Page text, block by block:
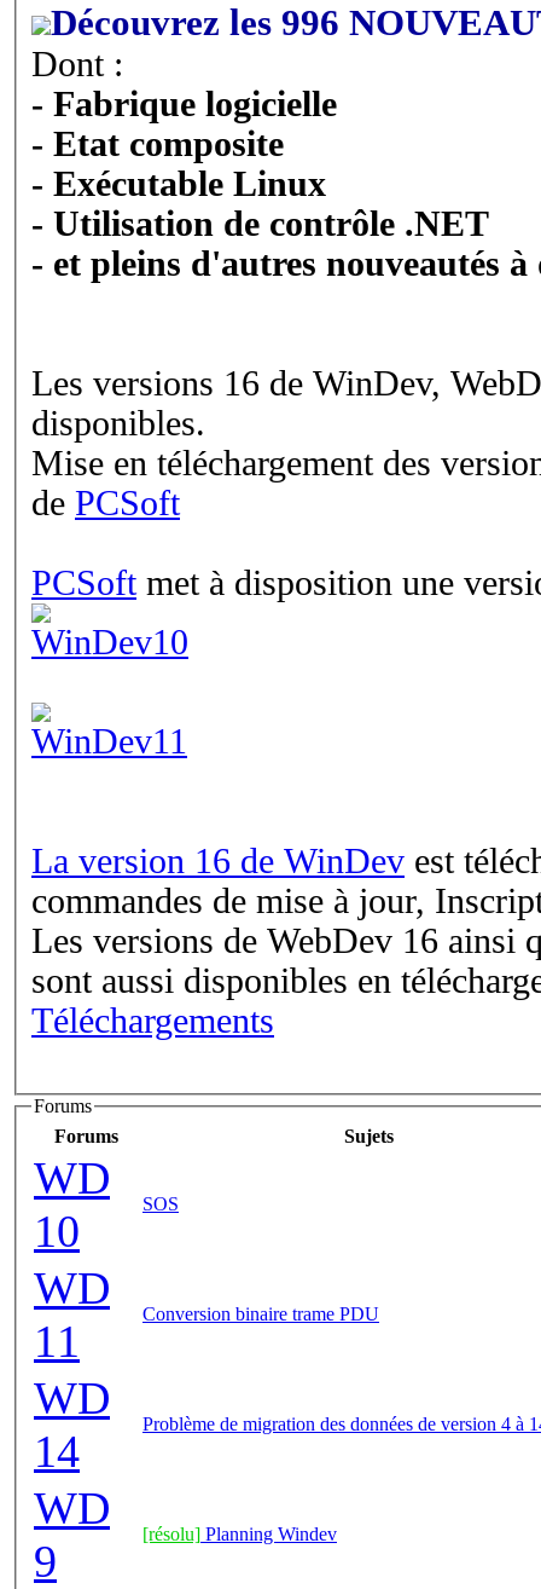
Découvrez les 996
Dont :
- Fabrique logicielle
- Etat composite
- Exécutable Linux
- Utilisation de contrôle .NET
- et pleins d'autres nouveautés
Les versions 16 de WinDev,
disponibles.
Mise en téléchargement des
de PCSoft
PCSoftmet à disposition une
La version 16 de WinDev est
commandes de mise à jour,
Les versions de WebDev 16 ainsi
sont aussi disponibles en
Téléchargements
Forums
Forums
Sujets
WD
10
SOS
WD
11
Conversion binaire trame PDU
WD
14
Problème de migration des données de version 4 à
WD
9
[résolu] Planning Windev